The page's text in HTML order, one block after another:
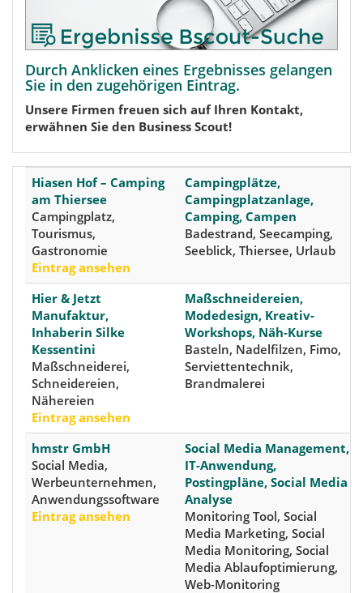
Durch Anklicken eines Ergebnisses gelangen
Sie in den zugehörigen Eintrag.
Unsere Firmen freuen sich auf Ihren Kontakt,
erwähnen Sie den Business Scout!
Hiasen Hof – Camping
am Thiersee
Campingplatz,
Tourismus,
Gastronomie
Eintrag ansehen
Campingplätze,
Campingplatzanlage,
Camping, Campen
Badestrand, Seecamping,
Seeblick, Thiersee, Urlaub
Hier & Jetzt
Manufaktur,
Inhaberin Silke
Kessentini
Maßschneiderei,
Schneidereien,
Nähereien
Eintrag ansehen
Maßschneidereien,
Modedesign, Kreativ-
Workshops, Näh-Kurse
Basteln, Nadelfilzen, Fimo,
Serviettentechnik,
Brandmalerei
hmstr GmbH
Social Media,
Werbeunternehmen,
Anwendungssoftware
Eintrag ansehen
Social Media Management,
IT-Anwendung,
Postingpläne, Social Media
Analyse
Monitoring Tool, Social
Media Marketing, Social
Media Monitoring, Social
Media Ablaufoptimierung,
Web-Monitoring